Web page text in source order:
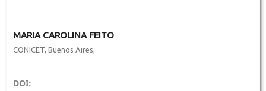
MARIA CAROLINA FEITO
CONICET, Buenos Aires,
DOI: